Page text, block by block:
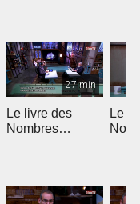
27 min
Le livre des
Nombres
Le